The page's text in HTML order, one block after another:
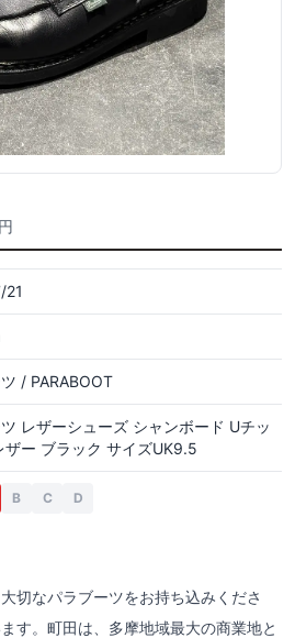
円
/ PARABOOT
レザーシューズ シャンボード Uチッ
ザー ブラック サイズUK9.5
B C D
切なパラブーツをお持ち込みくださ
す。町田は、多摩地域最大の商業地と